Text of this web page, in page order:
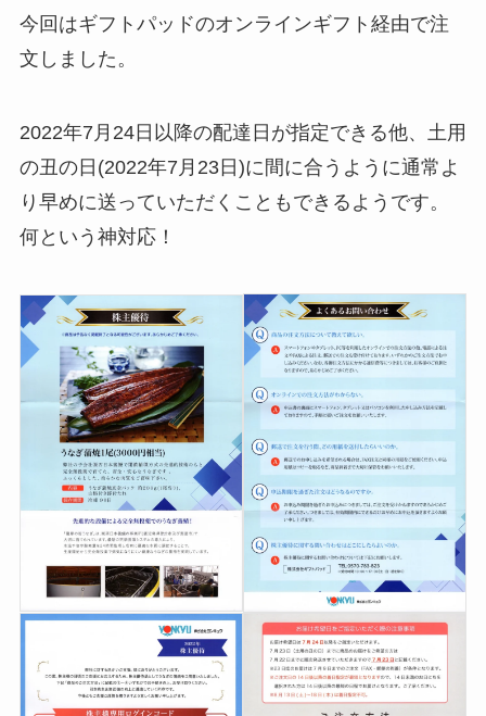
今回はギフトパッドのオンラインギフト経由で注
文しました。
2022年7月24日以降の配達日が指定できる他、土用
の丑の日(2022年7月23日)に間に合うように通常よ
り早めに送っていただくこともできるようです。
何という神対応！